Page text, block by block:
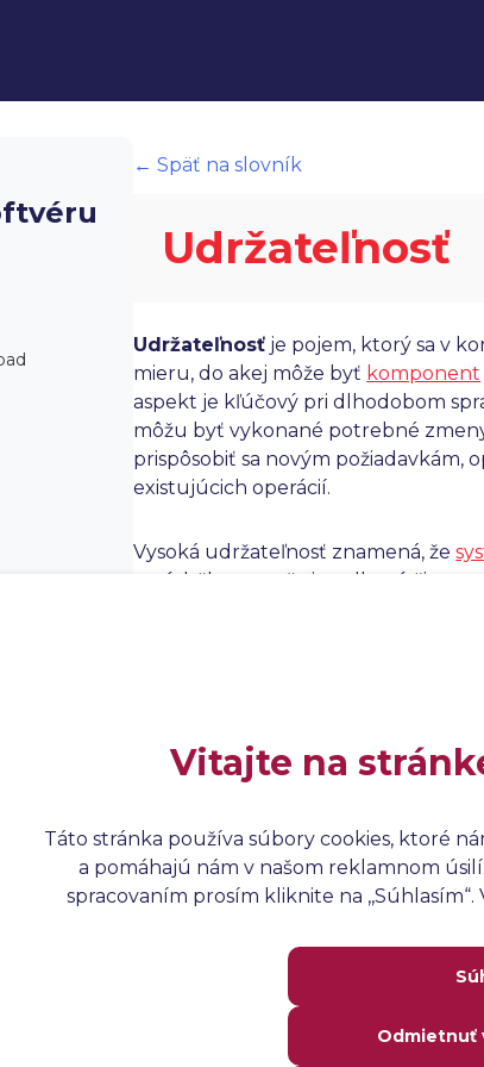
← Späť na slovník
Udržateľnosť
Udržateľnosť je pojem, ktorý sa v
mieru, do akej môže byť komponent
aspekt je kľúčový pri dlhodobom
môžu byť vykonané potrebné
prispôsobiť sa novým
existujúcich operácií.
Vysoká udržateľnosť znamená, že
na údržbu a zvyšuje celkovú
údržby, čo pomáha identifikovať
Poskytuje tak organizáciám a
Vitajte na
Táto stránka používa súbory cookies, ktoré
a pomáhajú nám v našom reklamnom
spracovaním prosím kliknite na
Odmietnuť